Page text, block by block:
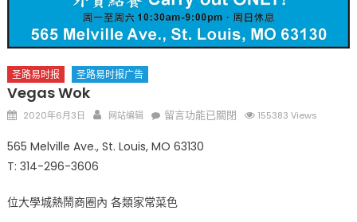
圣路易时报 圣路易时报广告
Vegas Wok
Posted
2020年6月3日 Author
网站编辑
在
Wok〉
留言功能已關閉 155383 Views
565 Melville Ave., St. Louis, MO 63130
T: 314-296-3606
位大學城熱鬧商圈內 各類家常菜色